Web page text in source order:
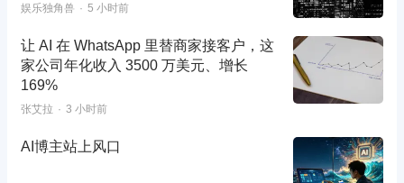
娱乐独角兽 5 小时前
让 AI 在 WhatsApp 里替商家接客户，这
家公司年化收入 3500 万美元、增长
169%
张艾拉 3 小时前
AI博主站上风口